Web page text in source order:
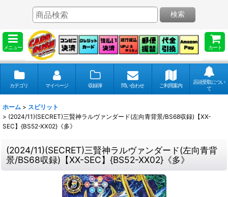
メニュー カート
検索
カテゴリ マイページ 収録弾 問い合わせ ご利用案内
店頭受取につい
て
ホーム > スピリット
> (2024/11)(SECRET)三賢神ラルヴァンダード(左向青背景/BS68収録)【XX-
SEC】{BS52-XX02}《多》
(2024/11)(SECRET)三賢神ラルヴァンダード(左向青背
景/BS68収録)【XX-SEC】{BS52-XX02}《多》